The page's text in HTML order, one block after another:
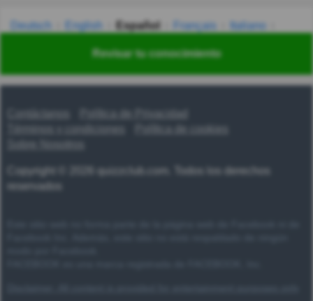
Revisar tu conocimiento
Deutsch English Español Français
Italiano
Українська हिन्दी 한국어 汉语
Contáctanos
Política de Privacidad
Términos y condiciones
Copyright © 2026 quizzclub.com. Todos los derechos
reservados